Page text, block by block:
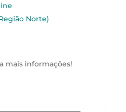
Norte)
mais informações!